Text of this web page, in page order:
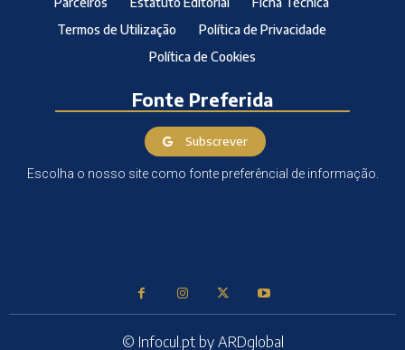
Termos de Utilização
Política de Privacidade
Política de Cookies
Fonte Preferida
Subscrever
Escolha o nosso site como fonte preferêncial de informação.
© Infocul.pt by ARDglobal